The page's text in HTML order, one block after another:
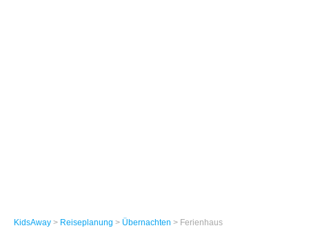
KidsAway > Reiseplanung > Übernachten > Ferienhaus